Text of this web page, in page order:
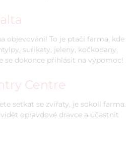
objevování! To je ptačí farma, kde
surikaty, jeleny, kočkodany,
se dokonce přihlásit na výpomoc!
Centre
setkat se zvířaty, je sokolí farma.
opravdové dravce a účastnit